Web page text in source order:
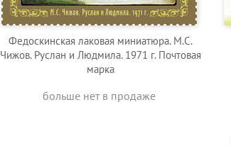
Федоскинская лаковая миниатюра. М.С.
Чижов. Руслан и Людмила. 1971 г. Почтовая
марка
больше нет в продаже